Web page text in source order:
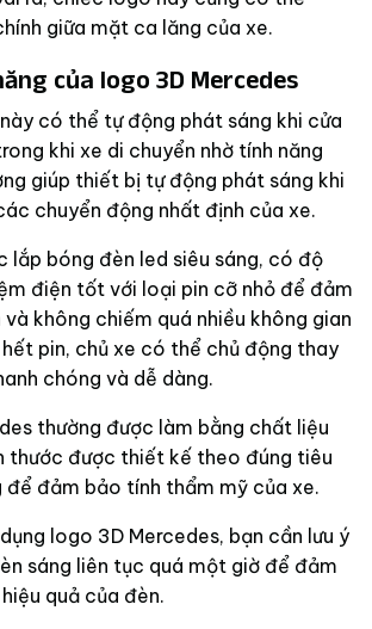
giữa mặt ca lăng của xe.
của logo 3D Mercedes
có thể tự động phát sáng khi cửa
khi xe di chuyển nhờ tính năng
giúp thiết bị tự động phát sáng khi
chuyển động nhất định của xe.
lắp bóng đèn led siêu sáng, có độ
điện tốt với loại pin cỡ nhỏ để đảm
không chiếm quá nhiều không gian
pin, chủ xe có thể chủ động thay
chóng và dễ dàng.
thường được làm bằng chất liệu
thước được thiết kế theo đúng tiêu
để đảm bảo tính thẩm mỹ của xe.
logo 3D Mercedes, bạn cần lưu ý
sáng liên tục quá một giờ để đảm
quả của đèn.